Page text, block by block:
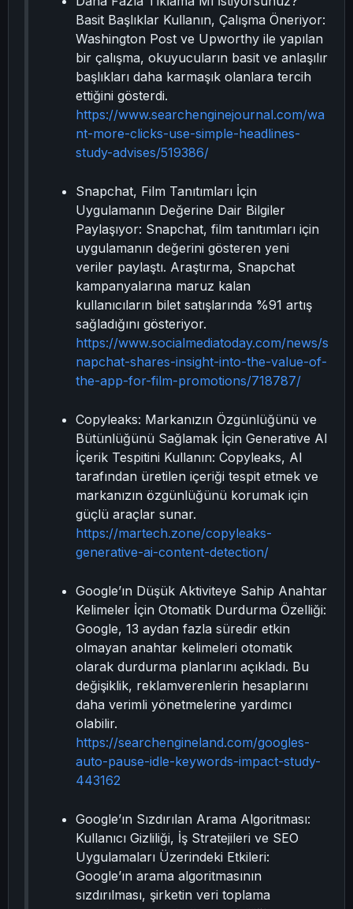
Basit Başlıklar Kullanın, Çalışma Öneriyor:
Washington Post ve Upworthy ile yapılan
bir çalışma, okuyucuların basit ve anlaşılır
başlıkları daha karmaşık olanlara tercih
ettiğini gösterdi.
https://www.searchenginejournal.com/wa
nt-more-clicks-use-simple-headlines-
study-advises/519386/
Snapchat, Film Tanıtımları İçin
Uygulamanın Değerine Dair Bilgiler
Paylaşıyor: Snapchat, film tanıtımları için
uygulamanın değerini gösteren yeni
veriler paylaştı. Araştırma, Snapchat
kampanyalarına maruz kalan
kullanıcıların bilet satışlarında %91 artış
sağladığını gösteriyor.
https://www.socialmediatoday.com/news/s
napchat-shares-insight-into-the-value-of-
the-app-for-film-promotions/718787/
Copyleaks: Markanızın Özgünlüğünü ve
Bütünlüğünü Sağlamak İçin Generative AI
İçerik Tespitini Kullanın: Copyleaks, AI
tarafından üretilen içeriği tespit etmek ve
markanızın özgünlüğünü korumak için
güçlü araçlar sunar.
https://martech.zone/copyleaks-
generative-ai-content-detection/
Google’ın Düşük Aktiviteye Sahip Anahtar
Kelimeler İçin Otomatik Durdurma Özelliği:
Google, 13 aydan fazla süredir etkin
olmayan anahtar kelimeleri otomatik
olarak durdurma planlarını açıkladı. Bu
değişiklik, reklamverenlerin hesaplarını
daha verimli yönetmelerine yardımcı
olabilir.
https://searchengineland.com/googles-
auto-pause-idle-keywords-impact-study-
443162
Google’ın Sızdırılan Arama Algoritması:
Kullanıcı Gizliliği, İş Stratejileri ve SEO
Uygulamaları Üzerindeki Etkileri:
Google’ın arama algoritmasının
sızdırılması, şirketin veri toplama